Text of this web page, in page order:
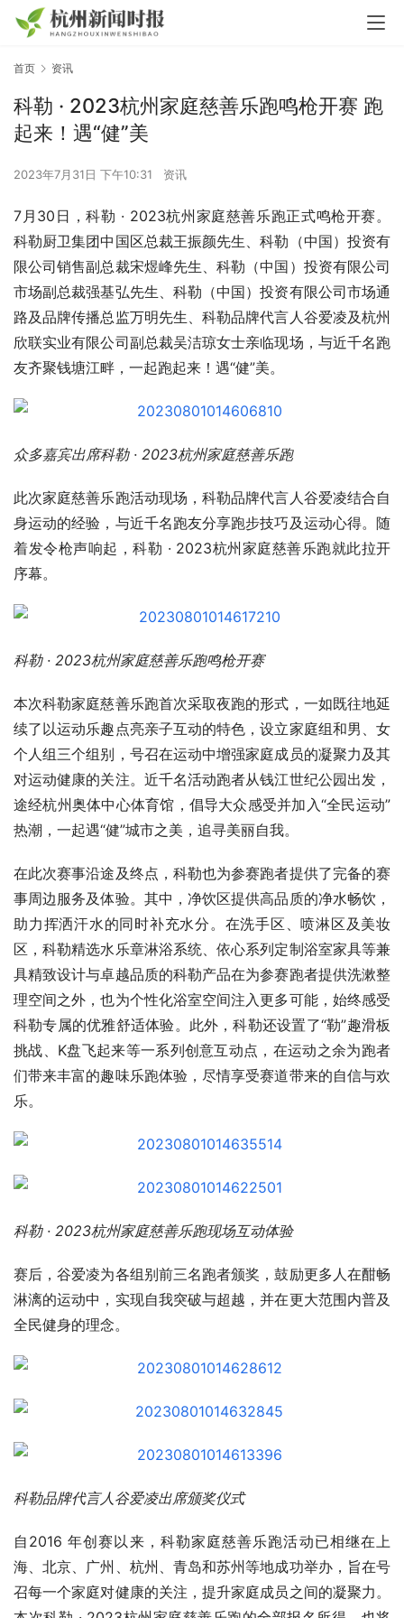
首页 资讯
科勒 · 2023杭州家庭慈善乐跑鸣枪开赛 跑
起来！遇“健”美
2023年7月31日 下午10:31 资讯
7月30日，科勒 · 2023杭州家庭慈善乐跑正式鸣枪开赛。
科勒厨卫集团中国区总裁王振颜先生、科勒（中国）投资有
限公司销售副总裁宋煜峰先生、科勒（中国）投资有限公司
市场副总裁强基弘先生、科勒（中国）投资有限公司市场通
路及品牌传播总监万明先生、科勒品牌代言人谷爱凌及杭州
欣联实业有限公司副总裁吴洁琼女士亲临现场，与近千名跑
友齐聚钱塘江畔，一起跑起来！遇“健”美。
众多嘉宾出席科勒 · 2023杭州家庭慈善乐跑
此次家庭慈善乐跑活动现场，科勒品牌代言人谷爱凌结合自
身运动的经验，与近千名跑友分享跑步技巧及运动心得。随
着发令枪声响起，科勒 · 2023杭州家庭慈善乐跑就此拉开
序幕。
科勒 · 2023杭州家庭慈善乐跑鸣枪开赛
本次科勒家庭慈善乐跑首次采取夜跑的形式，一如既往地延
续了以运动乐趣点亮亲子互动的特色，设立家庭组和男、女
个人组三个组别，号召在运动中增强家庭成员的凝聚力及其
对运动健康的关注。近千名活动跑者从钱江世纪公园出发，
途经杭州奥体中心体育馆，倡导大众感受并加入“全民运动”
热潮，一起遇“健”城市之美，追寻美丽自我。
在此次赛事沿途及终点，科勒也为参赛跑者提供了完备的赛
事周边服务及体验。其中，净饮区提供高品质的净水畅饮，
助力挥洒汗水的同时补充水分。在洗手区、喷淋区及美妆
区，科勒精选水乐章淋浴系统、依心系列定制浴室家具等兼
具精致设计与卓越品质的科勒产品在为参赛跑者提供洗漱整
理空间之外，也为个性化浴室空间注入更多可能，始终感受
科勒专属的优雅舒适体验。此外，科勒还设置了“勒”趣滑板
挑战、K盘飞起来等一系列创意互动点，在运动之余为跑者
们带来丰富的趣味乐跑体验，尽情享受赛道带来的自信与欢
乐。
科勒 · 2023杭州家庭慈善乐跑现场互动体验
赛后，谷爱凌为各组别前三名跑者颁奖，鼓励更多人在酣畅
淋漓的运动中，实现自我突破与超越，并在更大范围内普及
全民健身的理念。
科勒品牌代言人谷爱凌出席颁奖仪式
自2016 年创赛以来，科勒家庭慈善乐跑活动已相继在上
海、北京、广州、杭州、青岛和苏州等地成功举办，旨在号
召每一个家庭对健康的关注，提升家庭成员之间的凝聚力。